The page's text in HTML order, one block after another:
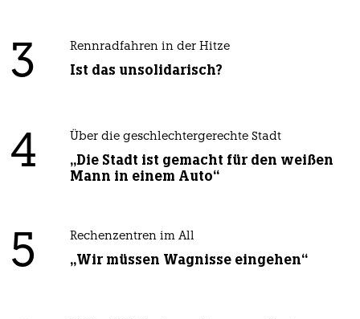
3 Rennradfahren in der Hitze
Ist das unsolidarisch?
4 Über die geschlechtergerechte Stadt
„Die Stadt ist gemacht für den weißen
Mann in einem Auto“
5 Rechenzentren im All
„Wir müssen Wagnisse eingehen“